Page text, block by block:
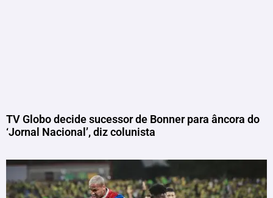
TV Globo decide sucessor de Bonner para âncora do
‘Jornal Nacional’, diz colunista